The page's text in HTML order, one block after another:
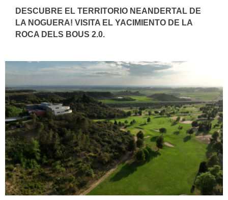
DESCUBRE EL TERRITORIO NEANDERTAL DE
LA NOGUERA! VISITA EL YACIMIENTO DE LA
ROCA DELS BOUS 2.0.